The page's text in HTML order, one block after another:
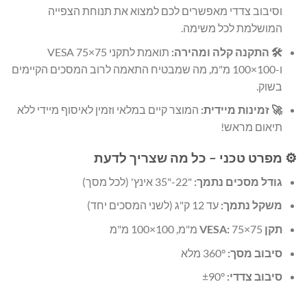
וסיבוב צדדי מאפשרים לכם למצוא את תנוחת הצפייה
המושלמת לכל משימה.
🛠️ התקנה קלה ומהירה:
תואמת לתקני VESA 75×75
ו-100×100 מ"מ, מה שמבטיח התאמה לרוב המסכים הקיימים
בשוק.
🚀 זמינות מיידית: המוצר קיים במלאי וזמין לאיסוף מיידי ללא
תיאום מראש!
⚙️ מפרט טכני – כל מה שצריך לדעת
גודל מסכים נתמך: "22-"35 אינץ' (לכל מסך)
משקל נתמך: עד 12 ק"ג (לשני המסכים יחד)
תקן VESA: 75×75 מ"מ, 100×100 מ"מ
סיבוב מסך:
סיבוב צדדי: